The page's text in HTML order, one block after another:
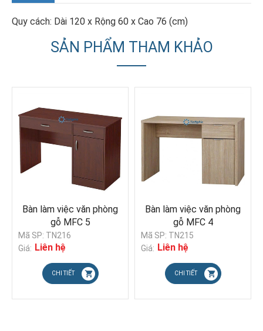
Quy cách: Dài 120 x Rộng 60 x Cao 76 (cm)
SẢN PHẨM THAM KHẢO
Bàn làm việc văn phòng
gỗ MFC 4
Mã SP: TN215
Giá: Liên hệ
CHI TIẾT
Bàn làm việc văn phòng
gỗ MFC 3
Mã SP: TN214
Giá: Liên hệ
CHI TIẾT